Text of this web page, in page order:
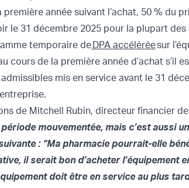
année suivant l’achat, 50 % du
le 31 décembre 2025 pour la plupart
temporaire de DPA accéléréesur
cours de la première année d’achat
admissibles mis en service avant le 31
de Mitchell Rubin, directeur financier
période mouvementée, mais c’est
: “Ma pharmacie pourrait-elle
il serait bon d’acheter
doit être en service au plus